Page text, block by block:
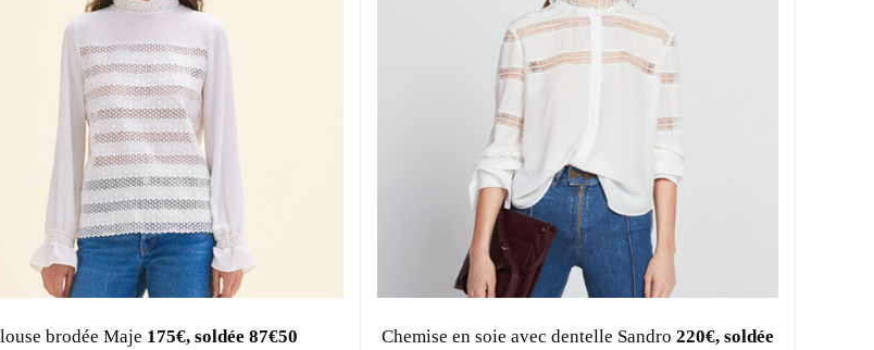
brodée Maje 175€, soldée 87€50 Chemise en soie avec dentelle Sandro 220€, soldée